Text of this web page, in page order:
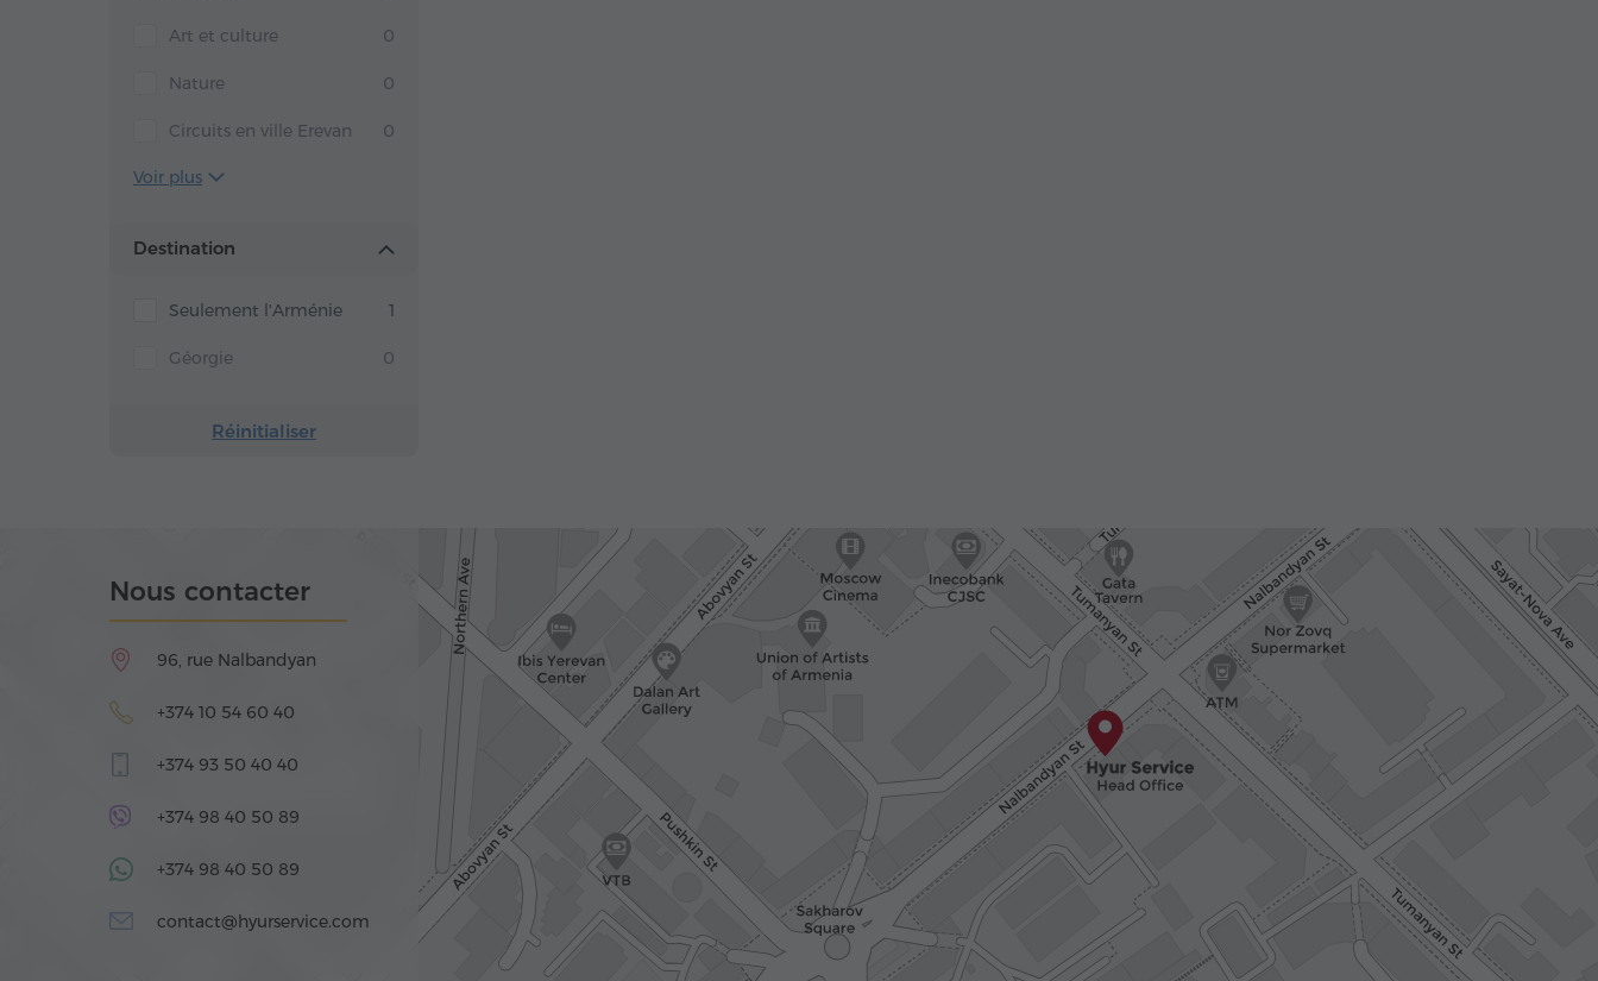
Art et culture 0
Nature 0
Circuits en ville Erevan 0
Voir plus
Destination
Seulement l'Arménie 1
Géorgie 0
Réinitialiser
Nous contacter
96, rue Nalbandyan
+374 10 54 60 40
+374 93 50 40 40
+374 98 40 50 89
+374 98 40 50 89
contact@hyurservice.com